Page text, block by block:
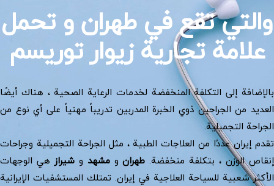
والتي تقع في طهران و تحمل
علامة تجارية زیوار توريسم
بالإضافة إلى التكلفة المنخفضة لخدمات الرعاية الصحية ، هناك أيضًا
العديد من الجراحين ذوي الخبرة المدربين تدريباً مهنياً على أي نوع من
الجراحة التجميلية.
تقدم إيران عددًا من العلاجات الطبية ، مثل الجراحة التجميلية وجراحات
إنقاص الوزن ، بتكلفة منخفضة. طهرانومشهد وشيراز هي الوجهات
الأكثر شعبية للسياحة العلاجية في إيران. تمتلك المستشفيات الإيرانية